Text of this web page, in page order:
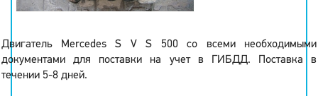
Двигатель Mercedes S V S 500 со всеми необходимыми
документами для поставки на учет в ГИБДД. Поставка в
течении 5-8 дней.